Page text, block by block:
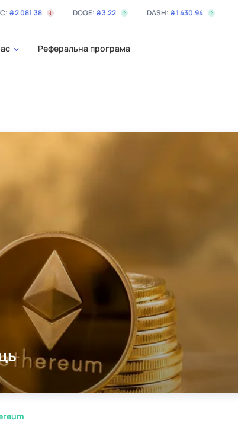
₴2 081.38 DOGE: ₴3.22 DASH: ₴1 430.94
Реферальна програма